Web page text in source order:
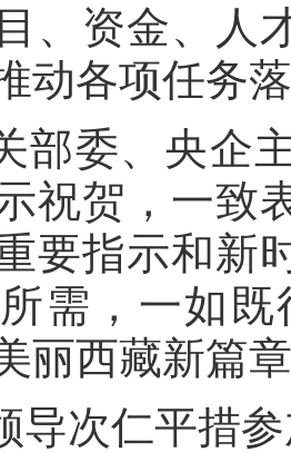
、资金、人
动各项任务
部委、央企
祝贺，一致
要指示和新
需，一如
丽西藏新篇
导次仁平措